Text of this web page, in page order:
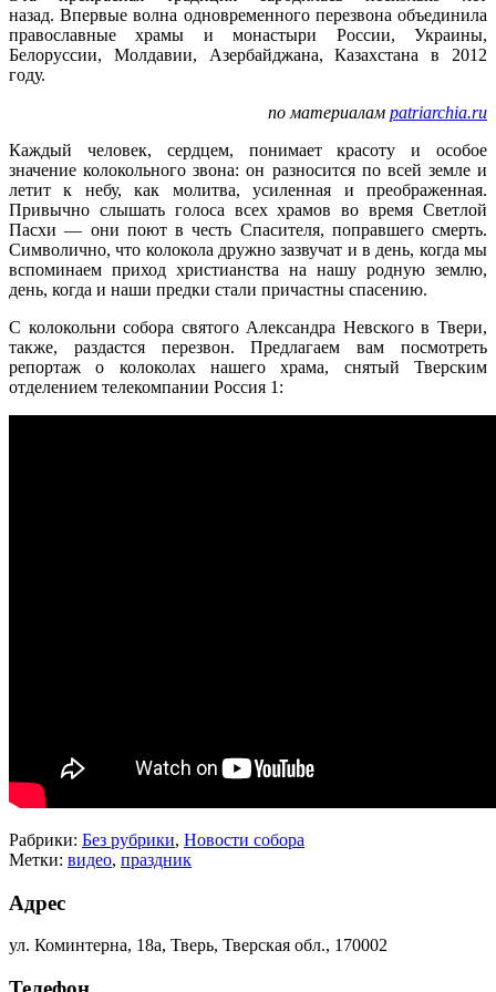
назад. Впервые волна одновременного перезвона объединила
православные храмы и монастыри России, Украины,
Белоруссии, Молдавии, Азербайджана, Казахстана в 2012
году.
по материалам patriarchia.ru
Каждый человек, сердцем, понимает красоту и особое
значение колокольного звона: он разносится по всей земле и
летит к небу, как молитва, усиленная и преображенная.
Привычно слышать голоса всех храмов во время Светлой
Пасхи — они поют в честь Спасителя, поправшего смерть.
Символично, что колокола дружно зазвучат и в день, когда мы
вспоминаем приход христианства на нашу родную землю,
день, когда и наши предки стали причастны спасению.
С колокольни собора святого Александра Невского в Твери,
также, раздастся перезвон. Предлагаем вам посмотреть
репортаж о колоколах нашего храма, снятый Тверским
отделением телекомпании Россия 1:
Рабрики: Без рубрики, Новости собора
Метки: видео, праздник
Адрес
ул. Коминтерна, 18а, Тверь, Тверская обл., 170002